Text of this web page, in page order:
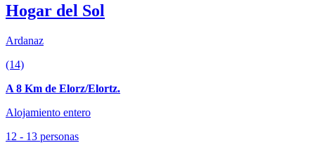
Hogar del Sol
Ardanaz
(14)
A 8 Km de Elorz/Elortz.
Alojamiento entero
12 - 13 personas